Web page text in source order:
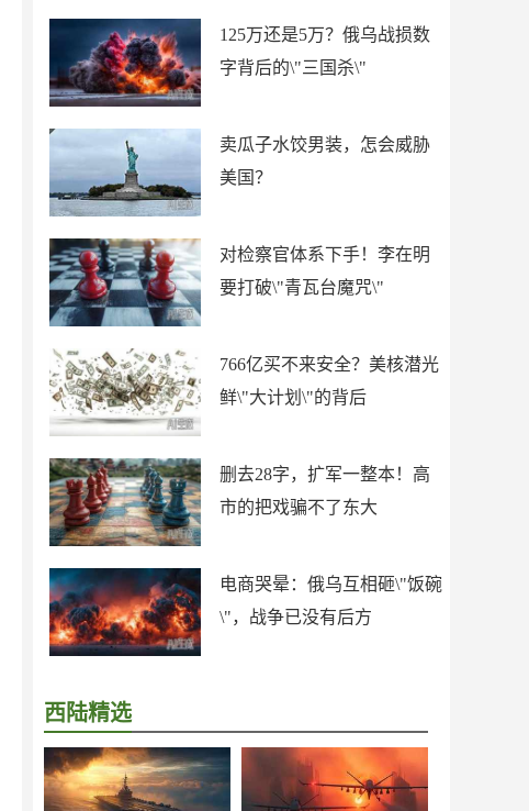
125万还是5万？俄乌战损数
字背后的\"三国杀\"
卖瓜子水饺男装，怎会威胁
美国？
对检察官体系下手！李在明
要打破\"青瓦台魔咒\"
766亿买不来安全？美核潜光
鲜\"大计划\"的背后
删去28字，扩军一整本！高
市的把戏骗不了东大
电商哭晕：俄乌互相砸\"饭碗
\"，战争已没有后方
西陆精选